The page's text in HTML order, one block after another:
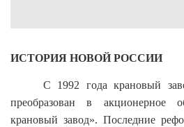
ИСТОРИЯ НОВОЙ РОССИИ
С 1992 года крановый
преобразован в акционерное
крановый завод». Последние